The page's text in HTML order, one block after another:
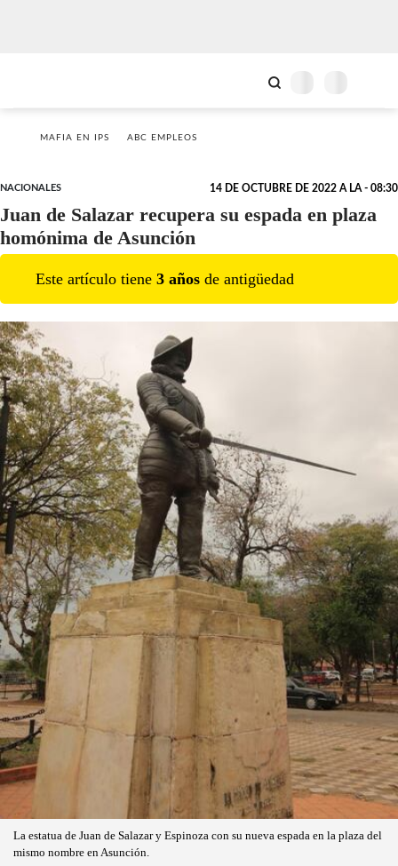
MAFIA EN IPS ABC EMPLEOS
NACIONALES 14 DE OCTUBRE DE 2022 A LA - 08:30
Juan de Salazar recupera su espada en plaza
homónima de Asunción
Este artículo tiene 3 años de antigüedad
La estatua de Juan de Salazar y Espinoza con su nueva espada en la plaza del
mismo nombre en Asunción.